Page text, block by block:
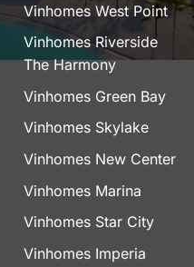
Vinhomes West Point
Vinhomes Riverside
The Harmony
Vinhomes Green Bay
Vinhomes Skylake
Vinhomes New Center
Vinhomes Marina
Vinhomes Star City
Vinhomes Imperia